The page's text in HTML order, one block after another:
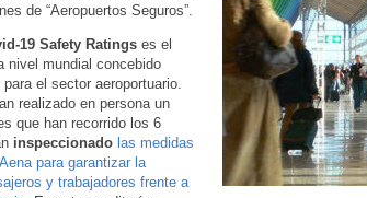
de “Aeropuertos Seguros”.
19 Safety Ratings es el
nivel mundial concebido
el sector aeroportuario.
realizado en persona un
que han recorrido los 6
inspeccionado las medidas
para garantizar la
y trabajadores frente a